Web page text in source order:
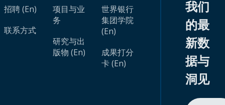
招聘 (En)
联系方式
项目与业
务
研究与出
版物 (En)
世界银行
集团学院
(En)
成果打分
卡 (En)
我们
的最
新数
据与
洞见